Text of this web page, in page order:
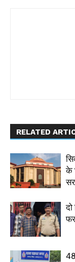
RELATED
के